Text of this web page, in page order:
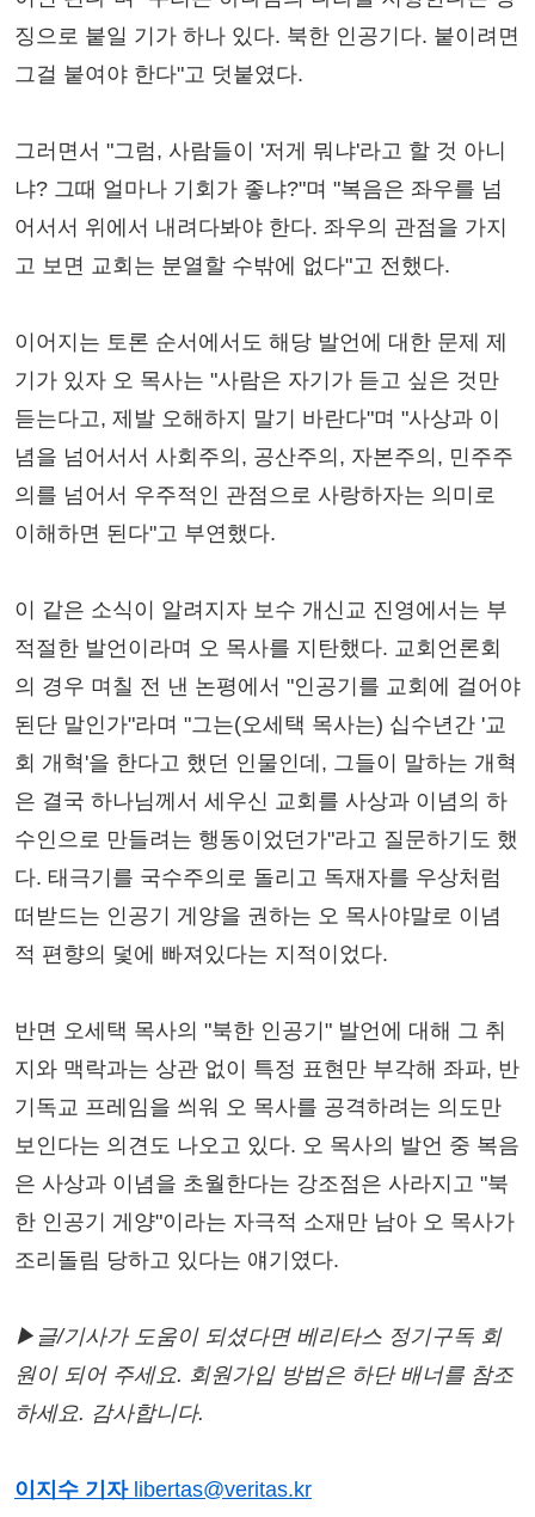
징으로 붙일 기가 하나 있다. 북한 인공기다. 붙이려면
그걸 붙여야 한다"고 덧붙였다.
그러면서 "그럼, 사람들이 '저게 뭐냐'라고 할 것 아니
냐? 그때 얼마나 기회가 좋냐?"며 "복음은 좌우를 넘
어서서 위에서 내려다봐야 한다. 좌우의 관점을 가지
고 보면 교회는 분열할 수밖에 없다"고 전했다.
이어지는 토론 순서에서도 해당 발언에 대한 문제 제
기가 있자 오 목사는 "사람은 자기가 듣고 싶은 것만
듣는다고, 제발 오해하지 말기 바란다"며 "사상과 이
념을 넘어서서 사회주의, 공산주의, 자본주의, 민주주
의를 넘어서 우주적인 관점으로 사랑하자는 의미로
이해하면 된다"고 부연했다.
이 같은 소식이 알려지자 보수 개신교 진영에서는 부
적절한 발언이라며 오 목사를 지탄했다. 교회언론회
의 경우 며칠 전 낸 논평에서 "인공기를 교회에 걸어야
된단 말인가"라며 "그는(오세택 목사는) 십수년간 '교
회 개혁'을 한다고 했던 인물인데, 그들이 말하는 개혁
은 결국 하나님께서 세우신 교회를 사상과 이념의 하
수인으로 만들려는 행동이었던가"라고 질문하기도 했
다. 태극기를 국수주의로 돌리고 독재자를 우상처럼
떠받드는 인공기 게양을 권하는 오 목사야말로 이념
적 편향의 덫에 빠져있다는 지적이었다.
반면 오세택 목사의 "북한 인공기" 발언에 대해 그 취
지와 맥락과는 상관 없이 특정 표현만 부각해 좌파, 반
기독교 프레임을 씌워 오 목사를 공격하려는 의도만
보인다는 의견도 나오고 있다. 오 목사의 발언 중 복음
은 사상과 이념을 초월한다는 강조점은 사라지고 "북
한 인공기 게양"이라는 자극적 소재만 남아 오 목사가
조리돌림 당하고 있다는 얘기였다.
▶글/기사가 도움이 되셨다면 베리타스 정기구독 회
원이 되어 주세요. 회원가입 방법은 하단 배너를 참조
하세요. 감사합니다.
이지수 기자 libertas@veritas.kr